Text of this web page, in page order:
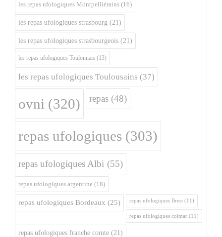
les repas ufologiques Montpelliérains (16)
les repas ufologiques strasbourg (21)
les repas ufologiques strasbourgeois (21)
les repas ufologiques Toulonnais (13)
les repas ufologiques Toulousains (37)
ovni (320) repas (48)
repas ufologiques (303)
repas ufologiques Albi (55)
repas ufologiques argentine (18)
repas ufologiques Bordeaux (25) repas ufologiques Brest (11)
repas ufologiques colmar (11)
repas ufologiques franche comte (21)